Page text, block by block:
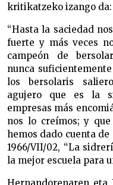
kritikatzeko izango da:
“Hasta la saciedad
fuerte y más veces
campeón de
nunca
los bersolaris
agujero que es la
empresas más
nos lo creímos; y
hemos dado cuenta de
1966/VII/02, “La
la mejor escuela para